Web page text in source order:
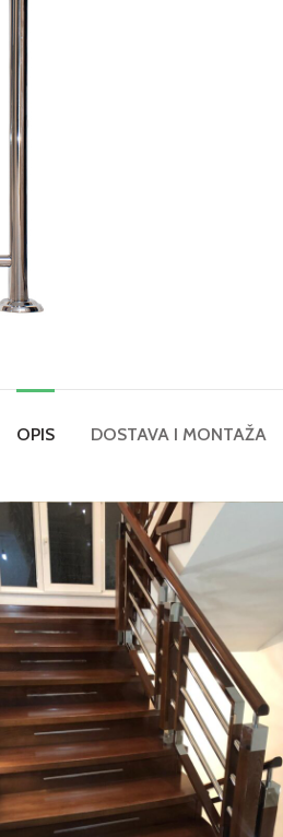
OPIS DOSTAVA I MONTAŽA